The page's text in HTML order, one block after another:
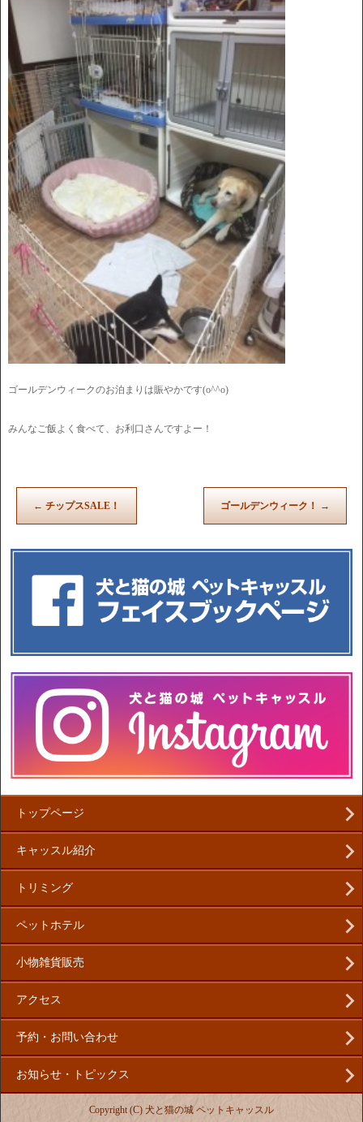
ゴールデンウィークのお泊まりは賑やかです(o^^o)
みんなご飯よく食べて、お利口さんですよー！
← チップスSALE！ ゴールデンウィーク！ →
トップページ
キャッスル紹介
トリミング
ペットホテル
小物雑貨販売
アクセス
予約・お問い合わせ
お知らせ・トピックス
Copyright (C) 犬と猫の城 ペットキャッスル